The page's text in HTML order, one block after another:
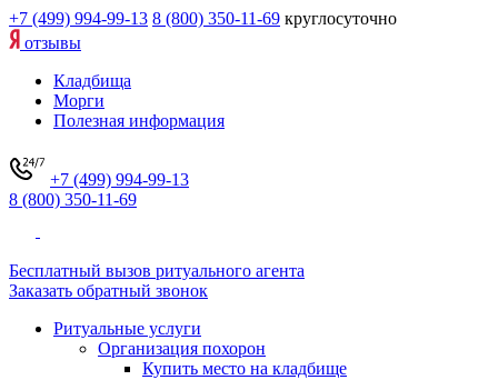
+7 (499) 994-99-13 8 (800) 350-11-69 круглосуточно
отзывы
Кладбища
Морги
Полезная информация
+7 (499) 994-99-13
8 (800) 350-11-69
Бесплатный вызов ритуального агента
Заказать обратный звонок
Ритуальные услуги
Организация похорон
Купить место на кладбище